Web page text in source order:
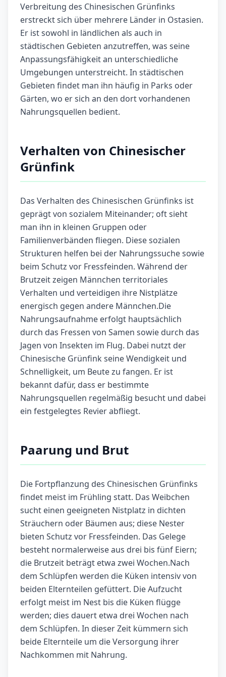
Verbreitung des Chinesischen Grünfinks
erstreckt sich über mehrere Länder in Ostasien.
Er ist sowohl in ländlichen als auch in
städtischen Gebieten anzutreffen, was seine
Anpassungsfähigkeit an unterschiedliche
Umgebungen unterstreicht. In städtischen
Gebieten findet man ihn häufig in Parks oder
Gärten, wo er sich an den dort vorhandenen
Nahrungsquellen bedient.
Verhalten von Chinesischer
Grünfink
Das Verhalten des Chinesischen Grünfinks ist
geprägt von sozialem Miteinander; oft sieht
man ihn in kleinen Gruppen oder
Familienverbänden fliegen. Diese sozialen
Strukturen helfen bei der Nahrungssuche sowie
beim Schutz vor Fressfeinden. Während der
Brutzeit zeigen Männchen territoriales
Verhalten und verteidigen ihre Nistplätze
energisch gegen andere Männchen.Die
Nahrungsaufnahme erfolgt hauptsächlich
durch das Fressen von Samen sowie durch das
Jagen von Insekten im Flug. Dabei nutzt der
Chinesische Grünfink seine Wendigkeit und
Schnelligkeit, um Beute zu fangen. Er ist
bekannt dafür, dass er bestimmte
Nahrungsquellen regelmäßig besucht und dabei
ein festgelegtes Revier abfliegt.
Paarung und Brut
Die Fortpflanzung des Chinesischen Grünfinks
findet meist im Frühling statt. Das Weibchen
sucht einen geeigneten Nistplatz in dichten
Sträuchern oder Bäumen aus; diese Nester
bieten Schutz vor Fressfeinden. Das Gelege
besteht normalerweise aus drei bis fünf Eiern;
die Brutzeit beträgt etwa zwei Wochen.Nach
dem Schlüpfen werden die Küken intensiv von
beiden Elternteilen gefüttert. Die Aufzucht
erfolgt meist im Nest bis die Küken flügge
werden; dies dauert etwa drei Wochen nach
dem Schlüpfen. In dieser Zeit kümmern sich
beide Elternteile um die Versorgung ihrer
Nachkommen mit Nahrung.